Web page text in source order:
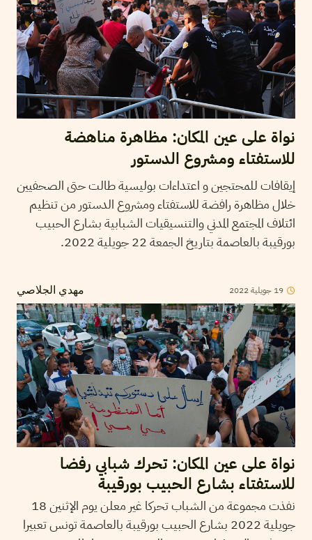
نواة على عين المكان: مظاهرة مناهضة
للاستفتاء ومشروع الدستور
إيقافات للمحتجين و اعتداءات بوليسية طالت حتى الصحفيين
خلال مظاهرة رافضة للاستفتاء ومشروع الدستور من تنظيم
ائتلاف المجتمع المدني والتنسيقيات الشبابية بشارع الحبيب
بورقيبة بالعاصمة بتاريخ الجمعة 22 جويلية 2022.
مهدي الجلاصي 19 جويلية2022
نواة على عين المكان: تحرك شبابي رفضا
للاستفتاء بشارع الحبيب بورقيبة
نفذت مجموعة من الشباب تحركا غير معلن يوم الإثنين 18
جويلية 2022 بشارع الحبيب بورقيبة بالعاصمة تونس تعبيرا